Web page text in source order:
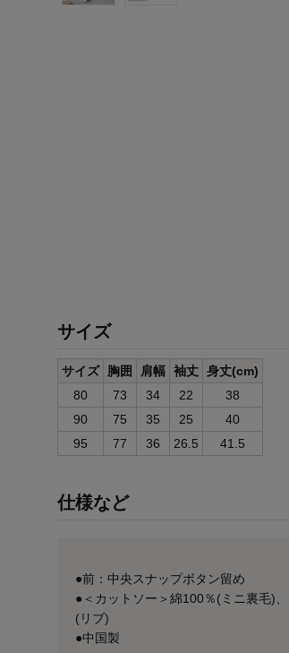
サイズ
サイズ 胸囲 肩幅 袖丈 身丈(cm)
80
73 34 22
38
90
75 35 25
40
95
77 36 26.5 41.5
仕様など
●前：中央スナップボタン留め
●＜カットソー＞綿100％(ミニ裏毛)
(リブ)
●中国製